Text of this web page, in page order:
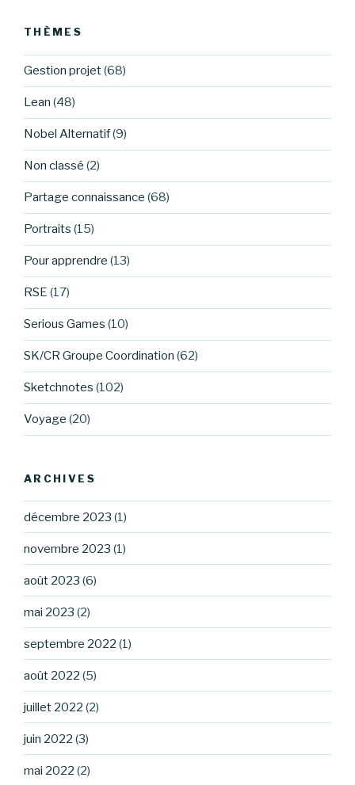
THÈMES
Gestion projet(68)
Lean (48)
Nobel Alternatif(9)
Non classé (2)
Partage connaissance (68)
Portraits (15)
Pour apprendre (13)
RSE (17)
Serious Games (10)
SK/CR Groupe Coordination (62)
Sketchnotes (102)
Voyage (20)
ARCHIVES
décembre 2023 (1)
novembre 2023 (1)
août 2023 (6)
mai 2023 (2)
septembre 2022 (1)
août 2022 (5)
juillet 2022 (2)
juin 2022 (3)
mai 2022 (2)